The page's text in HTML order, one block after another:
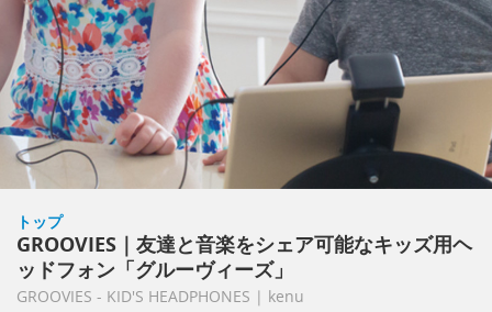
トップ
GROOVIES｜友達と音楽をシェア可能なキッズ用ヘ
ッドフォン「グルーヴィーズ」
GROOVIES - KID'S HEADPHONES | kenu